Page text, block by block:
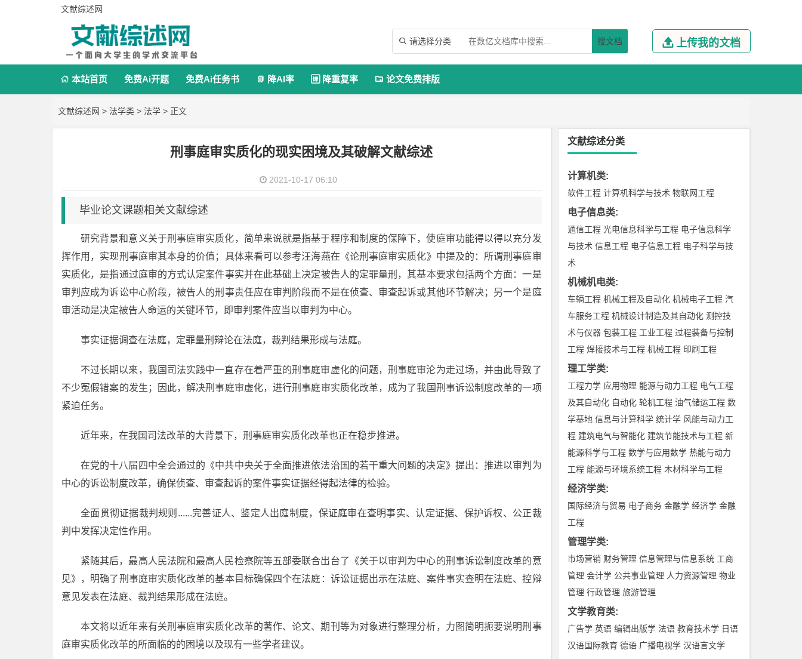
文献综述网
 请选择分类 搜文档  上传我的文档
 本站首页 免费Ai开题 免费Ai任务书  降AI率  降重复率  论文免费排版
文献综述网 > 法学类 > 法学 > 正文
刑事庭审实质化的现实困境及其破解文献综述
2021-10-17 06:10
毕业论文课题相关文献综述
研究背景和意义关于刑事庭审实质化，简单来说就是指基于程序和制度的保障下，使庭审功能得以得以充分发
挥作用，实现刑事庭审其本身的价值；具体来看可以参考汪海燕在《论刑事庭审实质化》中提及的：所谓刑事庭审
实质化，是指通过庭审的方式认定案件事实并在此基础上决定被告人的定罪量刑，其基本要求包括两个方面：一是
审判应成为诉讼中心阶段，被告人的刑事责任应在审判阶段而不是在侦查、审查起诉或其他环节解决；另一个是庭
审活动是决定被告人命运的关键环节，即审判案件应当以审判为中心。
事实证据调查在法庭，定罪量刑辩论在法庭，裁判结果形成与法庭。
不过长期以来，我国司法实践中一直存在着严重的刑事庭审虚化的问题，刑事庭审沦为走过场，并由此导致了
不少冤假错案的发生；因此，解决刑事庭审虚化，进行刑事庭审实质化改革，成为了我国刑事诉讼制度改革的一项
紧迫任务。
近年来，在我国司法改革的大背景下，刑事庭审实质化改革也正在稳步推进。
在党的十八届四中全会通过的《中共中央关于全面推进依法治国的若干重大问题的决定》提出：推进以审判为
中心的诉讼制度改革，确保侦查、审查起诉的案件事实证据经得起法律的检验。
全面贯彻证据裁判规则......完善证人、鉴定人出庭制度，保证庭审在查明事实、认定证据、保护诉权、公正裁
判中发挥决定性作用。
紧随其后，最高人民法院和最高人民检察院等五部委联合出台了《关于以审判为中心的刑事诉讼制度改革的意
见》，明确了刑事庭审实质化改革的基本目标确保四个在法庭：诉讼证据出示在法庭、案件事实查明在法庭、控辩
意见发表在法庭、裁判结果形成在法庭。
本文将以近年来有关刑事庭审实质化改革的著作、论文、期刊等为对象进行整理分析，力图简明扼要说明刑事
庭审实质化改革的所面临的的困境以及现有一些学者建议。
文献综述分类
计算机类:
软件工程 计算机科学与技术 物联网工程
电子信息类:
通信工程 光电信息科学与工程 电子信息科学
与技术 信息工程 电子信息工程 电子科学与技
术
机械机电类:
车辆工程 机械工程及自动化 机械电子工程 汽
车服务工程 机械设计制造及其自动化 测控技
术与仪器 包装工程 工业工程 过程装备与控制
工程 焊接技术与工程 机械工程 印刷工程
理工学类:
工程力学 应用物理 能源与动力工程 电气工程
及其自动化 自动化 轮机工程 油气储运工程 数
学基地 信息与计算科学 统计学 风能与动力工
程 建筑电气与智能化 建筑节能技术与工程 新
能源科学与工程 数学与应用数学 热能与动力
工程 能源与环境系统工程 木材科学与工程
经济学类:
国际经济与贸易 电子商务 金融学 经济学 金融
工程
管理学类:
市场营销 财务管理 信息管理与信息系统 工商
管理 会计学 公共事业管理 人力资源管理 物业
管理 行政管理 旅游管理
文学教育类:
广告学 英语 编辑出版学 法语 教育技术学 日语
汉语国际教育 德语 广播电视学 汉语言文学